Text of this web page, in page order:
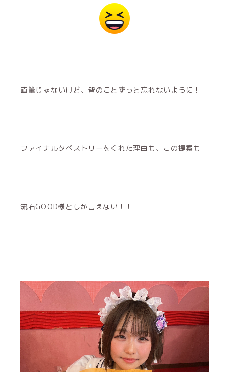
直筆じゃないけど、皆のことずっと忘れないように！
ファイナルタペストリーをくれた理由も、この提案も
流石GOOD様としか言えない！！